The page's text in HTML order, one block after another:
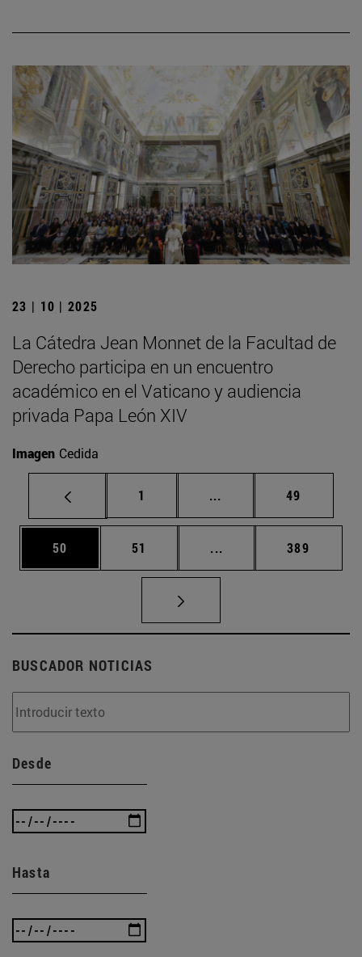
23 | 10 | 2025
La Cátedra Jean Monnet de la Facultad de
Derecho participa en un encuentro
académico en el Vaticano y audiencia
privada Papa León XIV
Imagen Cedida
Página
1 ... Páginas intermedias
Página
49
Página
50 Página
51 ... Páginas intermedias
Página
389
BUSCADOR NOTICIAS
Desde
Hasta